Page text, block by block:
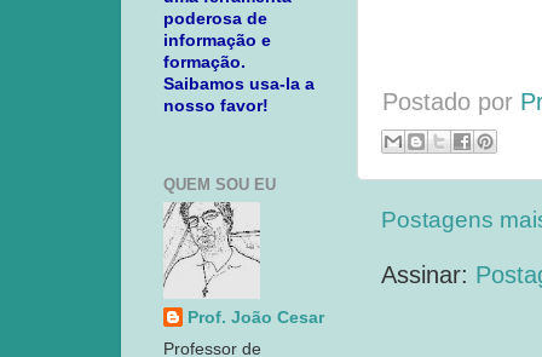
Postado por
Postagens
Assinar:
poderosa de
informação e
formação.
Saibamos usa-la a
nosso favor!
QUEM SOU EU
Prof. João Cesar
Professor de